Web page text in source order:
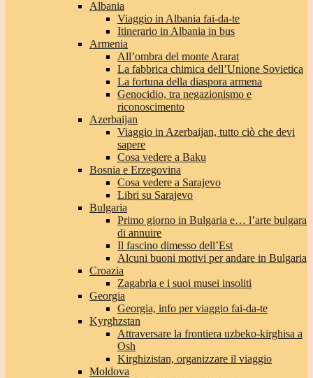
Albania
Viaggio in Albania fai-da-te
Itinerario in Albania in bus
Armenia
All’ombra del monte Ararat
La fabbrica chimica dell’Unione Sovietica
La fortuna della diaspora armena
Genocidio, tra negazionismo e
riconoscimento
Azerbaijan
Viaggio in Azerbaijan, tutto ciò che devi
sapere
Cosa vedere a Baku
Bosnia e Erzegovina
Cosa vedere a Sarajevo
Libri su Sarajevo
Bulgaria
Primo giorno in Bulgaria e… l’arte bulgara
di annuire
Il fascino dimesso dell’Est
Alcuni buoni motivi per andare in Bulgaria
Croazia
Zagabria e i suoi musei insoliti
Georgia
Georgia, info per viaggio fai-da-te
Kyrghzstan
Attraversare la frontiera uzbeko-kirghisa a
Osh
Kirghizistan, organizzare il viaggio
Moldova